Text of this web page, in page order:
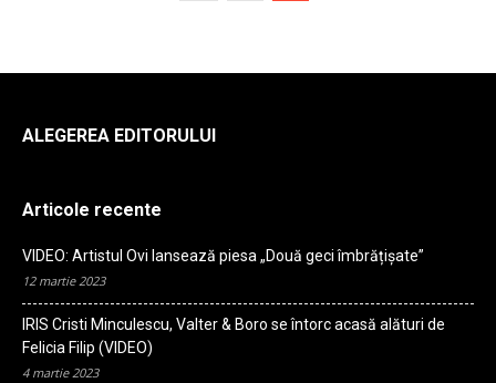
ALEGEREA EDITORULUI
Articole recente
VIDEO: Artistul Ovi lansează piesa „Două geci îmbrățișate”
12 martie 2023
IRIS Cristi Minculescu, Valter & Boro se întorc acasă alături de
Felicia Filip (VIDEO)
4 martie 2023